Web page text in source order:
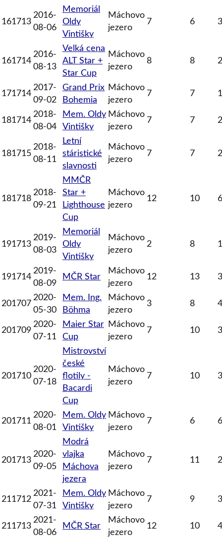
161713
2016-
08-06
Memoriál
Oldy
Vintišky
Máchovo
jezero
7 6
161714
2016-
08-13
Velká cena
ALT Star +
Star Cup
Máchovo
jezero
8 8
171714
2017-
09-02
Grand Prix
Bohemia
Máchovo
jezero
7 7
181714
2018-
08-04
Mem. Oldy
Vintišky
Máchovo
jezero
7 7
181715
2018-
08-11
Letní
stáristické
slavnosti
Máchovo
jezero
7 7
181718
2018-
09-21
MMČR
Star +
Lighthouse
Cup
Máchovo
jezero
12 10
191713
2019-
08-03
Memoriál
Oldy
Vintišky
Máchovo
jezero
2 8
191714
2019-
08-09
MČR Star
Máchovo
jezero
12 13
201707
2020-
05-30
Mem. Ing.
Böhma
Máchovo
jezero
3 8
201709
2020-
07-11
Maier Star
Cup
Máchovo
jezero
7 10
201710
2020-
07-18
Mistrovství
české
flotily -
Bacardi
Cup
Máchovo
jezero
7 10
201711
2020-
08-01
Mem. Oldy
Vintišky
Máchovo
jezero
7 6 6
201713
2020-
09-05
Modrá
vlajka
Máchova
jezera
Máchovo
jezero
7 11
211712
2021-
07-31
Mem. Oldy
Vintišky
Máchovo
jezero
7 9
211713
2021-
08-06
MČR Star
Máchovo
jezero
12 10